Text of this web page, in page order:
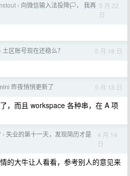
› 向微信输入法投降🏳️， 我再 5 月 22
日
› 土区账号现在还稳么？ 5 月 18 日
昨夜悄悄更新了 5 月 18 日
，而且 workspace 各种串，在 A 项
› 失业的第十一天，发现简历才是
4 月 14
日
的大牛让人看看，参考别人的意见来